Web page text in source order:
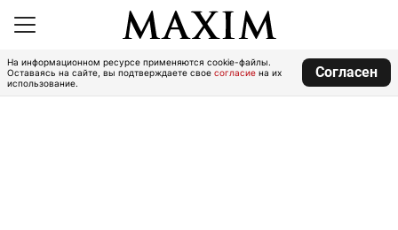
На информационном ресурсе применяются cookie-файлы.
Оставаясь на сайте, вы подтверждаете свое согласие на их
использование.
Согласен